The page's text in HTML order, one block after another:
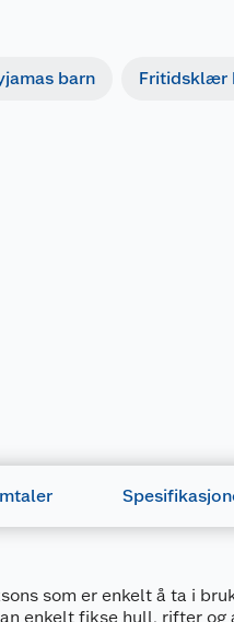
barn Fritidsklær
som er enkelt å ta i
enkelt fikse hull, rifter og